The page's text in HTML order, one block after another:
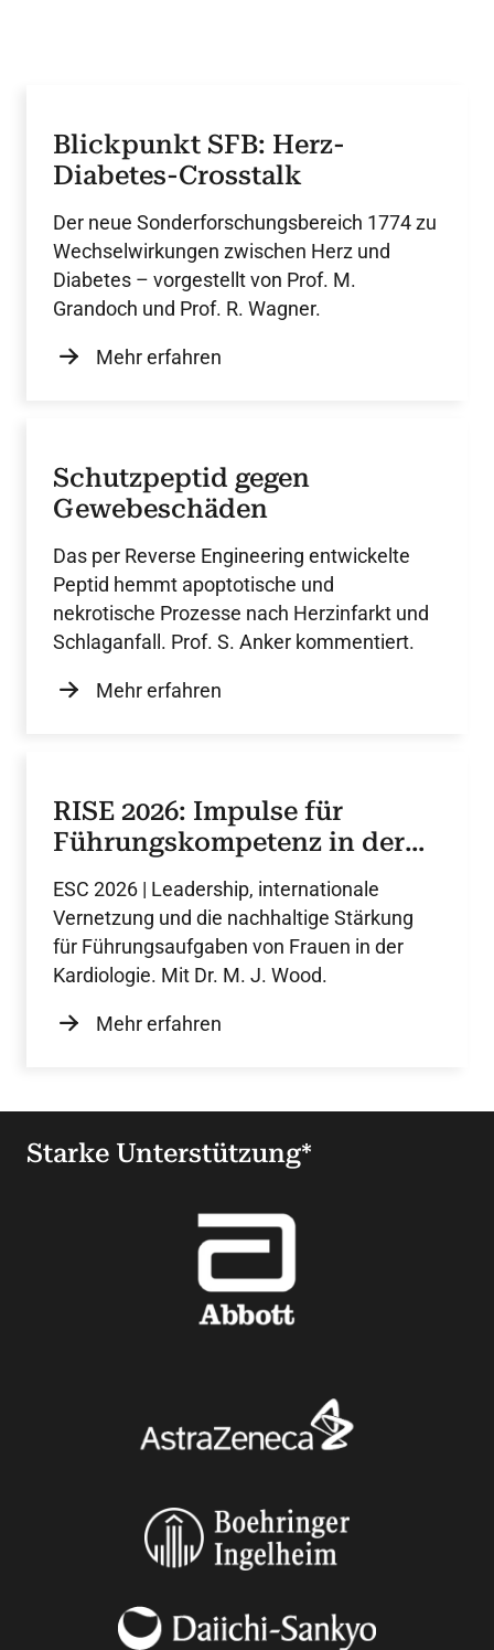
Blickpunkt SFB: Herz-
Diabetes-Crosstalk
Der neue Sonderforschungsbereich 1774 zu
Wechselwirkungen zwischen Herz und
Diabetes – vorgestellt von Prof. M.
Grandoch und Prof. R. Wagner.
Mehr erfahren
Schutzpeptid gegen
Gewebeschäden
Das per Reverse Engineering entwickelte
Peptid hemmt apoptotische und
nekrotische Prozesse nach Herzinfarkt und
Schlaganfall. Prof. S. Anker kommentiert.
Mehr erfahren
RISE 2026: Impulse für
Führungskompetenz in der
Kardiologie
ESC 2026 | Leadership, internationale
Vernetzung und die nachhaltige Stärkung
für Führungsaufgaben von Frauen in der
Kardiologie. Mit Dr. M. J. Wood.
Mehr erfahren
Starke Unterstützung*